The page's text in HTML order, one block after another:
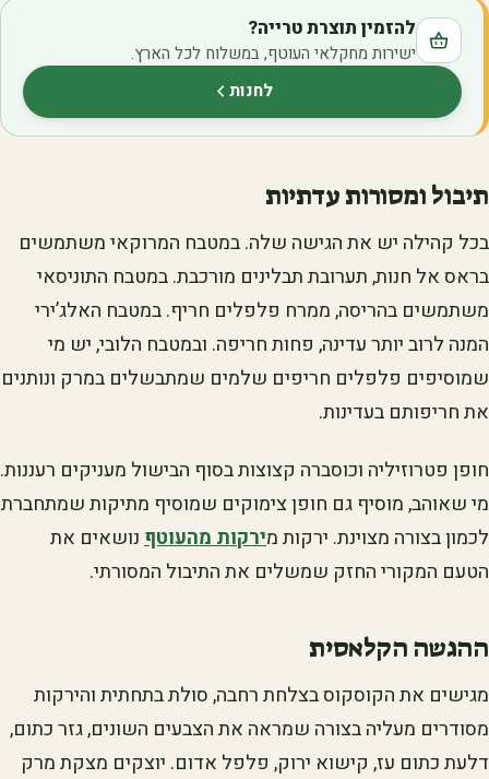
להזמין תוצרת טרייה?
ישירות מחקלאי העוטף, במשלוח לכל הארץ.
לחנות(נפתח בלשונית חדשה)
תיבול ומסורות עדתיות
בכל קהילה יש את הגישה שלה. במטבח המרוקאי משתמשים
בראס אל חנות, תערובת תבלינים מורכבת. במטבח התוניסאי
משתמשים בהריסה, ממרח פלפלים חריף. במטבח האלג’ירי
המנה לרוב יותר עדינה, פחות חריפה. ובמטבח הלובי, יש מי
שמוסיפים פלפלים חריפים שלמים שמתבשלים במרק ונותנים
את חריפותם בעדינות.
חופן פטרוזיליה וכוסברה קצוצות בסוף הבישול מעניקים רעננות.
מי שאוהב, מוסיף גם חופן צימוקים שמוסיף מתיקות שמתחברת
לכמון בצורה מצוינת. ירקות מירקות מהעוטףנושאים את
הטעם המקורי החזק שמשלים את התיבול המסורתי.
ההגשה הקלאסית
מגישים את הקוסקוס בצלחת רחבה, סולת בתחתית והירקות
מסודרים מעליה בצורה שמראה את הצבעים השונים, גזר כתום,
דלעת כתום עז, קישוא ירוק, פלפל אדום. יוצקים מצקת מרק